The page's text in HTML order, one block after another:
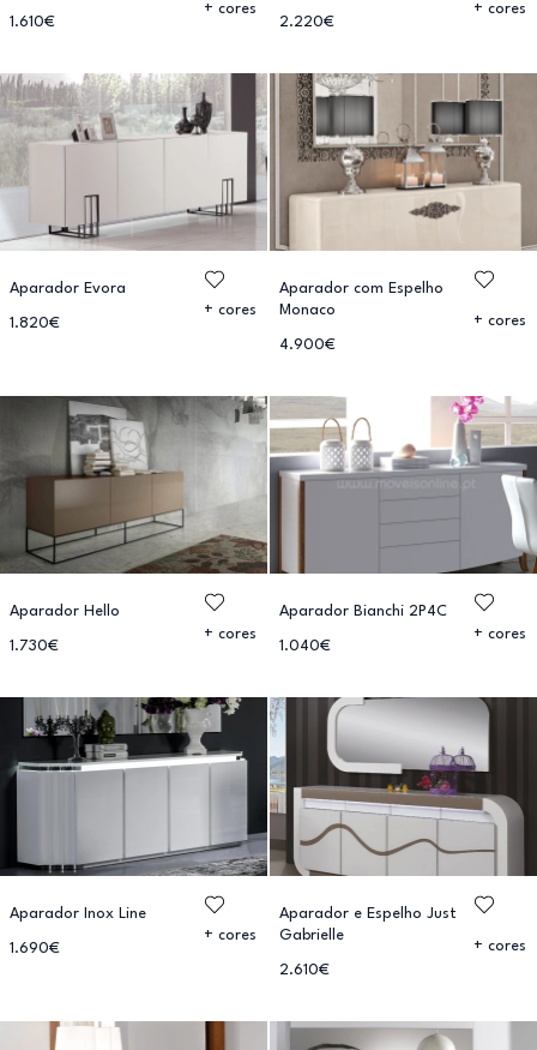
1.610€
+ cores
2.220€
+ cores
Aparador Evora
1.820€
+ cores
Aparador com Espelho
Monaco
4.900€
+ cores
Aparador Hello
1.730€
+ cores
Aparador Bianchi 2P4C
1.040€
+ cores
Aparador Inox Line
1.690€
+ cores
Aparador e Espelho Just
Gabrielle
2.610€
+ cores